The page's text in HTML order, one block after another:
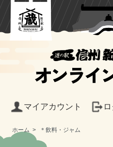
マイアカウント
オンライ
ホーム > ＊飲料・ジャム